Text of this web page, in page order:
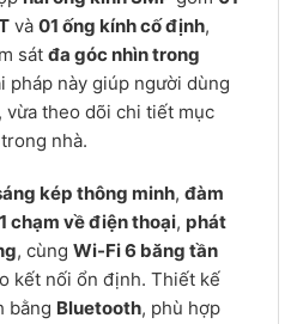
và 01 ống kính cố định,
sát đa góc nhìn trong
pháp này giúp người dùng
vừa theo dõi chi tiết mục
nhà.
kép thông minh, đàm
chạm về điện thoại, phát
, cùng Wi-Fi 6 băng tần
kết nối ổn định. Thiết kế
bằng Bluetooth, phù hợp